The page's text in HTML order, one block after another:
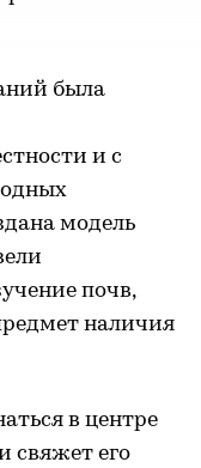
была
и с
модель
почв,
наличия
в центре
свяжет его